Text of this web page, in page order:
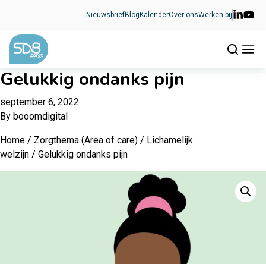
NieuwsbriefBlog KalenderOver onsWerken bij
Gelukkig ondanks pijn
september 6, 2022
By booomdigital
Home / Zorgthema (Area of care) / Lichamelijk
welzijn / Gelukkig ondanks pijn